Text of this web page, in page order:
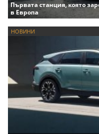
Първата станция, която
в Европа
НОВИНИ